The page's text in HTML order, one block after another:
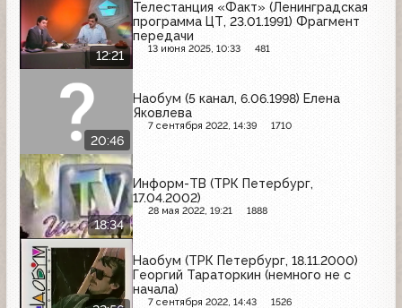
12:21
Телестанция «Факт» (Ленинградская
программа ЦТ, 23.01.1991) Фрагмент
передачи
13 июня 2025, 10:33 481
20:46
Наобум (5 канал, 6.06.1998) Елена
Яковлева
7 сентября 2022, 14:39 1710
18:34
Информ-ТВ (ТРК Петербург,
17.04.2002)
28 мая 2022, 19:21 1888
Наобум (ТРК Петербург, 18.11.2000)
Георгий Тараторкин (немного не с
начала)
7 сентября 2022, 14:43 1526